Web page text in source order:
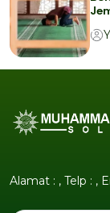
Alamat : , Telp : ,